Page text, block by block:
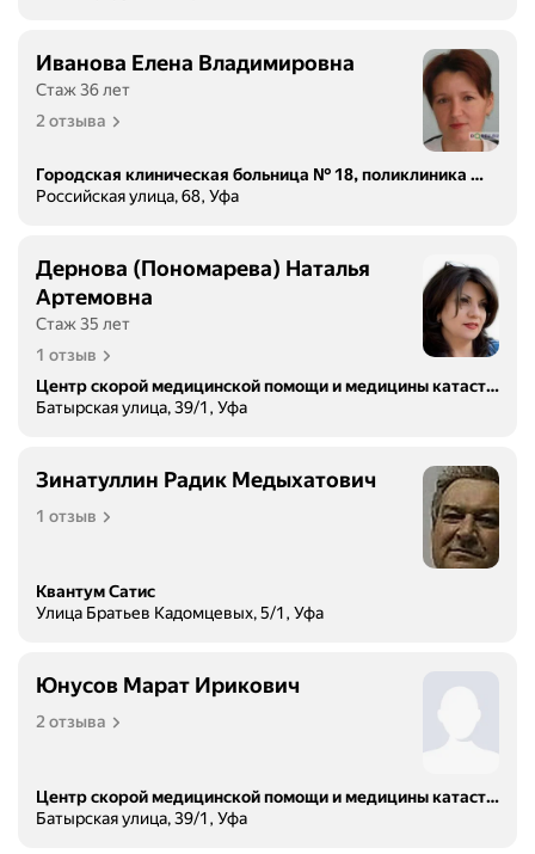
Иванова Елена Владимировна
Стаж 36 лет
2 отзыва
Городская клиническая больница № 18, поликлиника № 4
Российская улица, 68, Уфа
Дернова (Пономарева) Наталья
Артемовна
Стаж 35 лет
1 отзыв
Центр скорой медицинской помощи и медицины катастроф
Батырская улица, 39/1, Уфа
Зинатуллин Радик Медыхатович
1 отзыв
Квантум Сатис
Улица Братьев Кадомцевых, 5/1, Уфа
Юнусов Марат Ирикович
2 отзыва
Центр скорой медицинской помощи и медицины катастроф
Батырская улица, 39/1, Уфа